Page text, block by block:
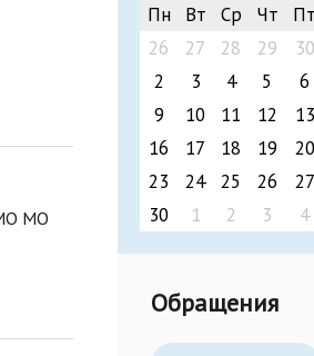
МО МО
Пн Вт Ср Чт Пт
26
27 28 29 30
2
3 4 5 6
9
10 11 12 13
16
17 18 19 20
23
24 25 26 27
30
1 2 3 4
Обращения